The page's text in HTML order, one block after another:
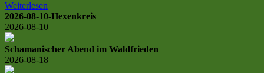
Weiterlesen
2026-08-10-Hexenkreis
2026-08-10
Schamanischer Abend im Waldfrieden
2026-08-18